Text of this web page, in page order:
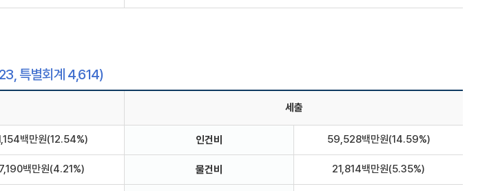
특별회계 4,614)
세출
백만원(12.54%) 인건비 59,528백만원(14.59%)
백만원(4.21%) 물건비 21,814백만원(5.35%)